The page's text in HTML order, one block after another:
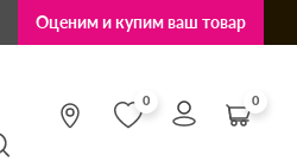
Оценим и купим ваш товар
0 0